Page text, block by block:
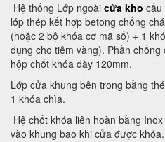
Hệ thống Lớp ngoài cửa kho cấu
lớp thép kết hợp betong chống
(hoặc 2 bộ khóa cơ mã số) + 1
dụng cho tiệm vàng). Phần
hộp chốt khóa dày 120mm.
Lớp cửa khung bên trong bằng
1 khóa chìa.
Hệ chốt khóa liên hoàn bằng
vào khung bao khi cửa được khóa.